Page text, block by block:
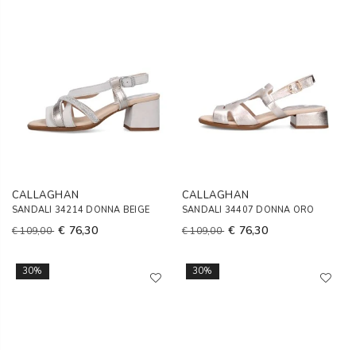
CALLAGHAN
SANDALI 34214 DONNA BEIGE
€ 109,00 € 76,30
CALLAGHAN
SANDALI 34407 DONNA ORO
€ 109,00 € 76,30
30% 30%